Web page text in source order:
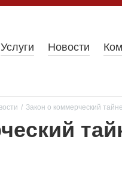
Услуги Новости
/ Закон о коммерческий